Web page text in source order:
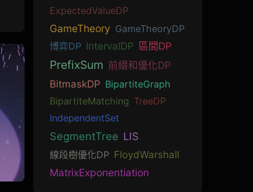
ExpectedValueDP
GameTheory GameTheoryDP
博弈DP IntervalDP 區間DP
PrefixSum 前綴和優化DP
BitmaskDP BipartiteGraph
BipartiteMatching TreeDP
IndependentSet
SegmentTree LIS
線段樹優化DP FloydWarshall
MatrixExponentiation